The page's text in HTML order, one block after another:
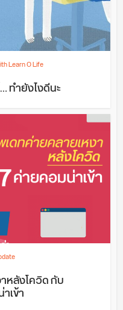
Learn O Life
ทำยังไงดีนะ
หลังโควิด กับ
เข้า